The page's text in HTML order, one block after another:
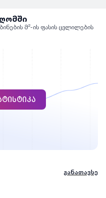
მ²-ის ფასის ცვლილების
განათავსე